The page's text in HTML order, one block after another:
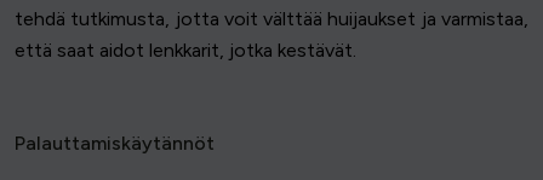
tehdä tutkimusta, jotta voit välttää huijaukset ja varmistaa,
että saat aidot lenkkarit, jotka kestävät.
Palauttamiskäytännöt